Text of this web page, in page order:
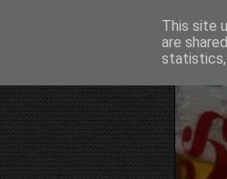
This site
are
statistics,